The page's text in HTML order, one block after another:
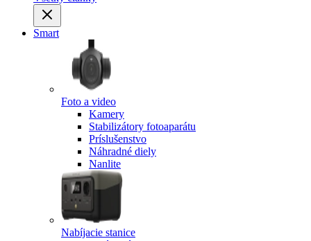
Smart
Foto a video
Kamery
Stabilizátory fotoaparátu
Príslušenstvo
Náhradné diely
Nanlite
Nabíjacie stanice